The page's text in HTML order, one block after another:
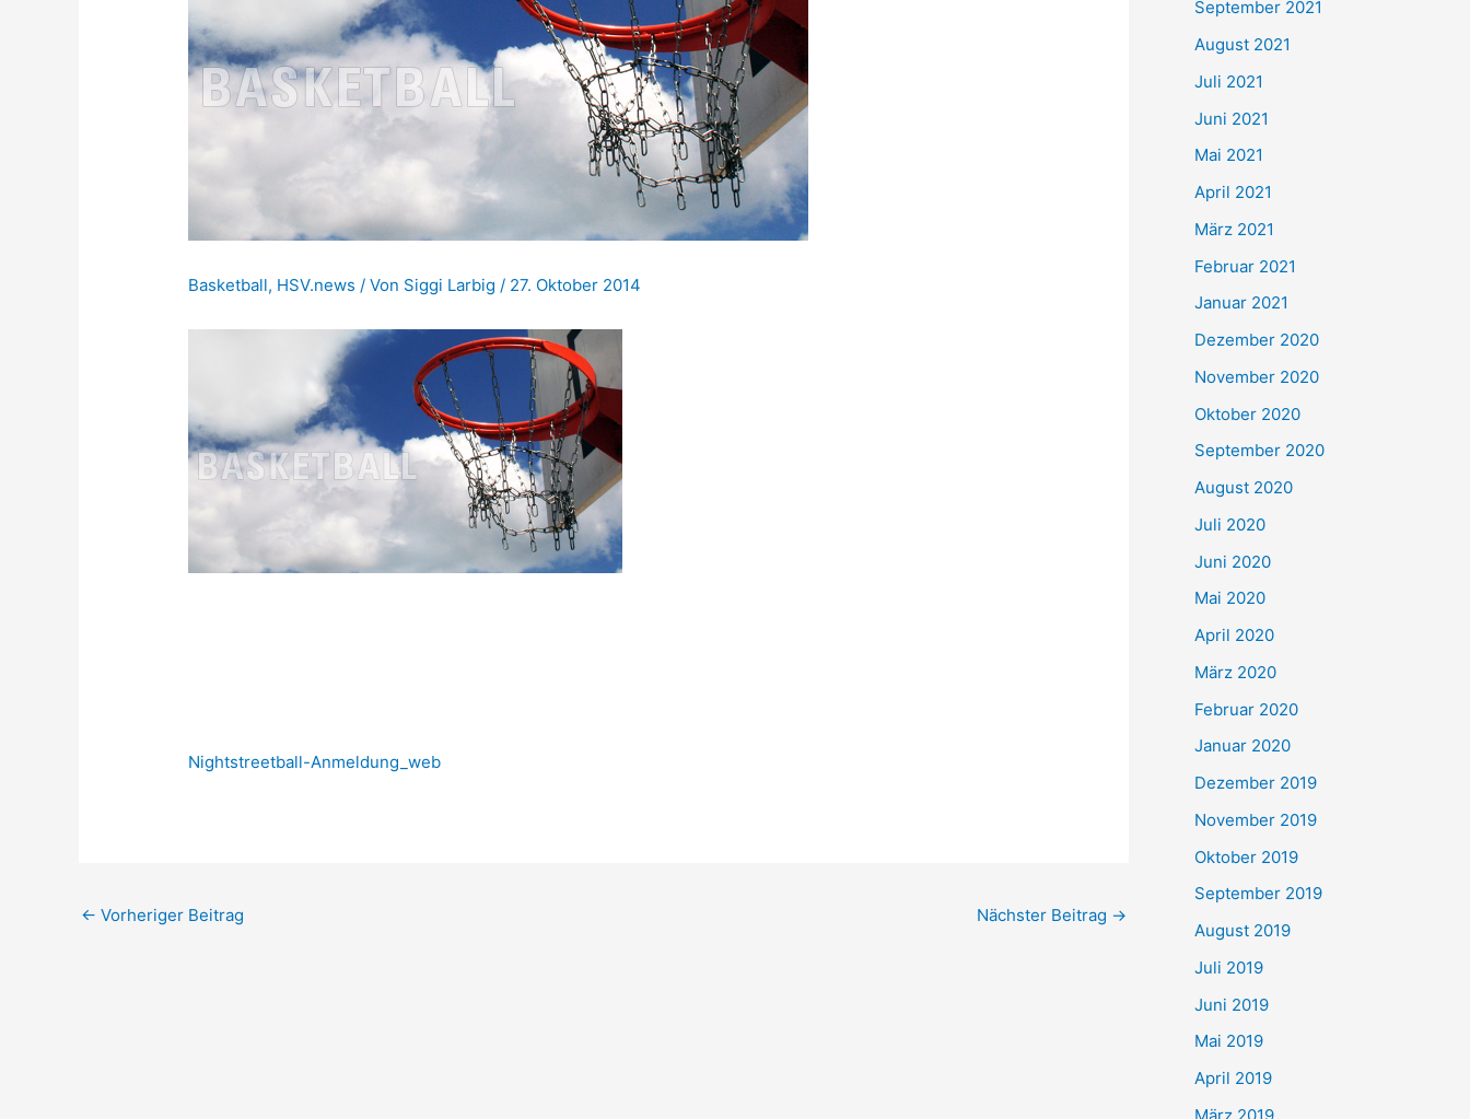
Basketball, HSV.news / Von Siggi Larbig / 27. Oktober 2014
Nightstreetball-Anmeldung_web
← Vorheriger Beitrag Nächster Beitrag →
h
:
September 2021
August 2021
Juli 2021
Juni 2021
Mai 2021
April 2021
März 2021
Februar 2021
Januar 2021
Dezember 2020
November 2020
Oktober 2020
September 2020
August 2020
Juli 2020
Juni 2020
Mai 2020
April 2020
März 2020
Februar 2020
Januar 2020
Dezember 2019
November 2019
Oktober 2019
September 2019
August 2019
Juli 2019
Juni 2019
Mai 2019
April 2019